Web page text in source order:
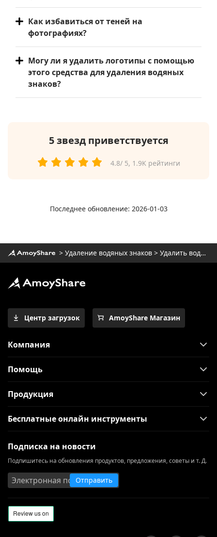
Как избавиться от теней на
фотографиях?
Могу ли я удалить логотипы с помощью
этого средства для удаления водяных
знаков?
5 звезд приветствуется
4.8/ 5, 1.9K рейтинги
Последнее обновление: 2026-01-03
> Удаление водяных знаков > Удалить водяной знак из фотографии
Центр загрузок AmoyShare Магазин
Компания
Помощь
Продукция
Бесплатные онлайн инструменты
Подписка на новости
Подпишитесь на обновления продуктов, предложения, советы и т. Д.
Отправить